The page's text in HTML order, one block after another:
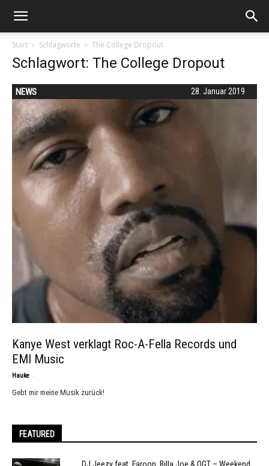
Start Schlagworte The College Dropout
Schlagwort: The College Dropout
28. Januar 2019
NEWS
Kanye West verklagt Roc-A-Fella Records und
EMI Music
Hauke -
Gebt mir meine Musik zurück!
FEATURED